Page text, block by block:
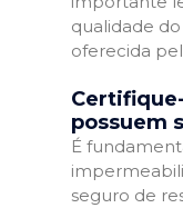
qualidade
oferecida
possuem
É
seguro de